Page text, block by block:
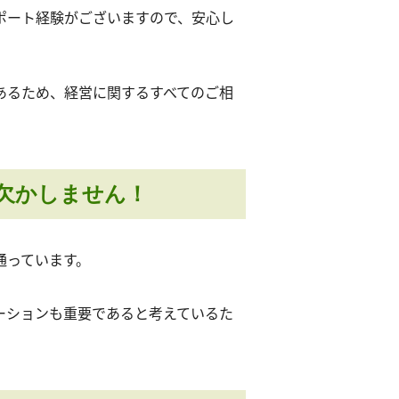
ト経験がございますので、安心し
ため、経営に関するすべてのご相
かしません！
ています。
ョンも重要であると考えているた